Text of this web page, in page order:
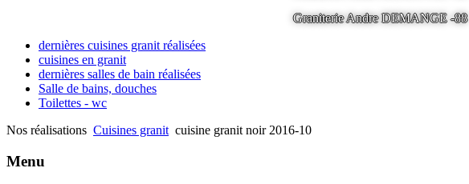
Graniterie Andre DEMANGE -88
dernières cuisines granit réalisées
cuisines en granit
dernières salles de bain réalisées
Salle de bains, douches
Toilettes - wc
Nos réalisations Cuisines granit cuisine granit noir 2016-10
Menu